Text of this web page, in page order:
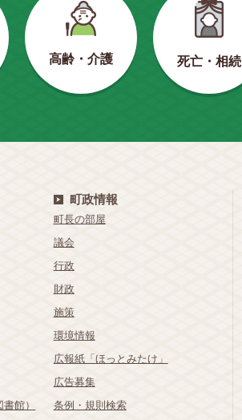
高齢・介護 死亡・相続
館）
町政情報
町長の部屋
議会
行政
財政
施策
環境情報
広報紙「ほっとみたけ」
広告募集
条例・規則検索